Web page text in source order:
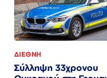
ΔΙΕΘΝΗ
Σύλληψη 33χρονου